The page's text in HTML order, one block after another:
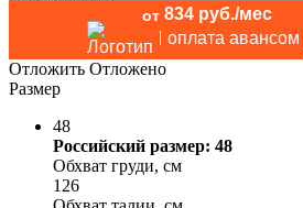
от 834 руб./мес
оплата авансом
Отложить Отложено
Размер
48
Российский размер: 48
Обхват груди, см
126